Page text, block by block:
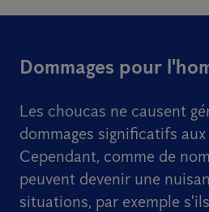
Dommages pour
Les choucas ne causent
dommages significatifs
Cependant, comme de
peuvent devenir une
situations, par exemple